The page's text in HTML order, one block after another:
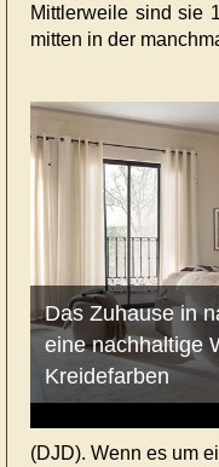
Mittlerweile sind sie
mitten in der
Das Zuhause in
eine nachhaltige
Kreidefarben
(DJD). Wenn es um